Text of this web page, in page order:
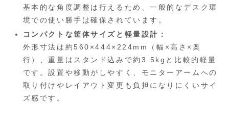
基本的な角度調整は行えるため、一般的なデスク環
境での使い勝手は確保されています。
コンパクトな筐体サイズと軽量設計：
外形寸法は約560×444×224mm（幅×高さ×奥
行）、重量はスタンド込みで約3.5kgと比較的軽量
です。設置や移動がしやすく、モニターアームへの
取り付けやレイアウト変更も負担になりにくいサイ
ズ感です。